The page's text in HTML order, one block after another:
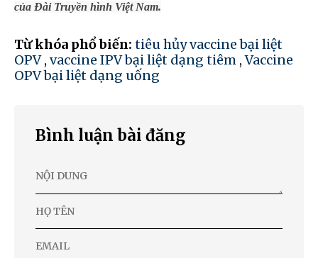
của Đài Truyền hình Việt Nam.
Từ khóa phổ biến: tiêu hủy vaccine bại liệt
OPV, vaccine IPV bại liệt dạng tiêm ,Vaccine
OPV bại liệt dạng uống
Bình luận bài đăng